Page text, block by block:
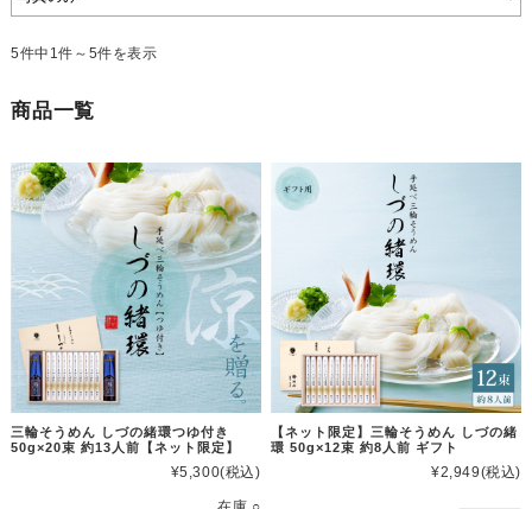
5件中1件～5件を表示
商品一覧
三輪そうめん しづの緒環つゆ付き
50g×20束 約13人前【ネット限定】
¥5,300(税込)
【ネット限定】三輪そうめん しづの緒
環 50g×12束 約8人前 ギフト
¥2,949(税込)